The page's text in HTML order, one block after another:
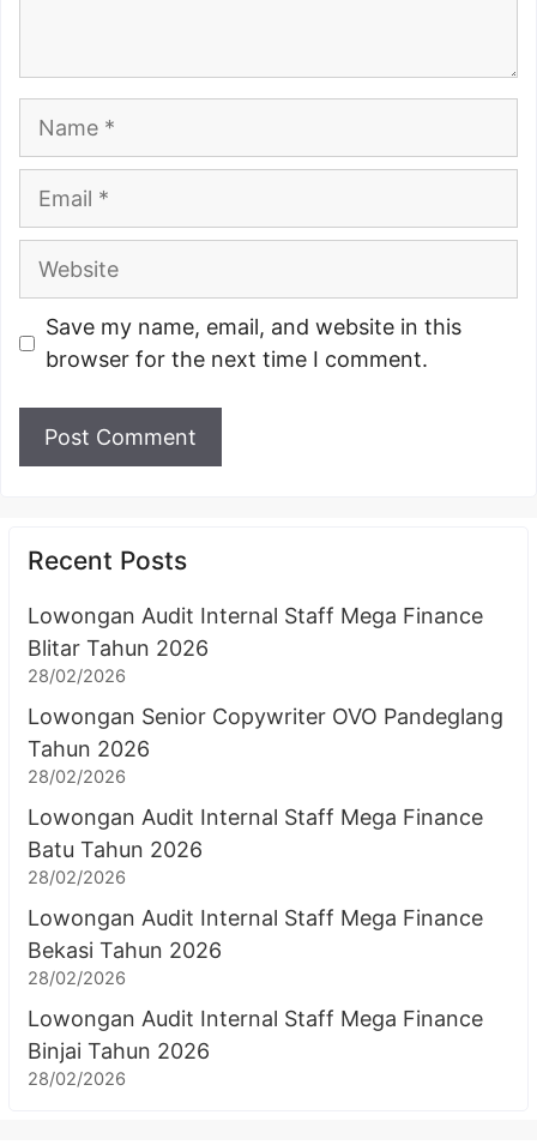
Website
Save my name, email, and website in this
browser for the next time I comment.
Recent Posts
Lowongan Audit Internal Staff Mega Finance
Blitar Tahun 2026
28/02/2026
Lowongan Senior Copywriter OVO Pandeglang
Tahun 2026
28/02/2026
Lowongan Audit Internal Staff Mega Finance
Batu Tahun 2026
28/02/2026
Lowongan Audit Internal Staff Mega Finance
Bekasi Tahun 2026
28/02/2026
Lowongan Audit Internal Staff Mega Finance
Binjai Tahun 2026
28/02/2026